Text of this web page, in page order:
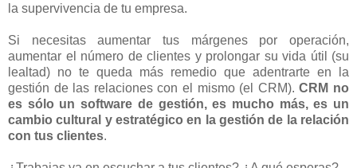
la supervivencia de tu empresa.
Si necesitas aumentar tus márgenes por operación,
aumentar el número de clientes y prolongar su vida útil (su
lealtad) no te queda más remedio que adentrarte en la
gestión de las relaciones con el mismo (el CRM).CRM no
es sólo un software de gestión, es mucho más, es un
cambio cultural y estratégico en la gestión de la relación
con tus clientes.